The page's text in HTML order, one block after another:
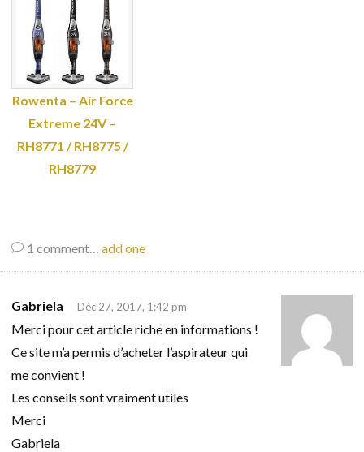
Rowenta – Air Force
Extreme 24V –
RH8771 / RH8775 /
RH8779
1 comment… add one
Gabriela Déc 27, 2017, 1:42 pm
Merci pour cet article riche en informations !
Ce site m’a permis d’acheter l’aspirateur qui
me convient !
Les conseils sont vraiment utiles
Merci
Gabriela